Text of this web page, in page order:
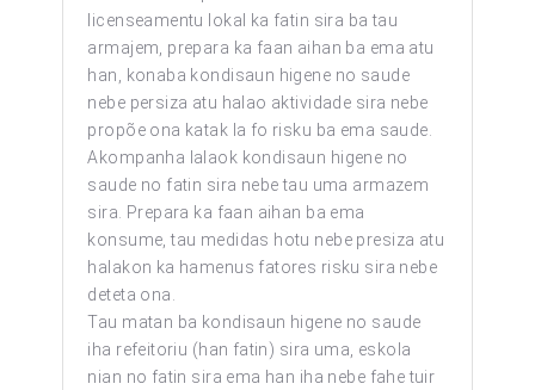
licenseamentu lokal ka fatin sira ba tau
armajem, prepara ka faan aihan ba ema atu
han, konaba kondisaun higene no saude
nebe persiza atu halao aktividade sira nebe
propõe ona katak la fo risku ba ema saude.
Akompanha lalaok kondisaun higene no
saude no fatin sira nebe tau uma armazem
sira. Prepara ka faan aihan ba ema
konsume, tau medidas hotu nebe presiza atu
halakon ka hamenus fatores risku sira nebe
deteta ona.
Tau matan ba kondisaun higene no saude
iha refeitoriu (han fatin) sira uma, eskola
nian no fatin sira ema han iha nebe fahe tuir